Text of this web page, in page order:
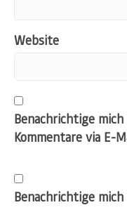
Website
Benachrichtige
Kommentare via E-
Benachrichtige